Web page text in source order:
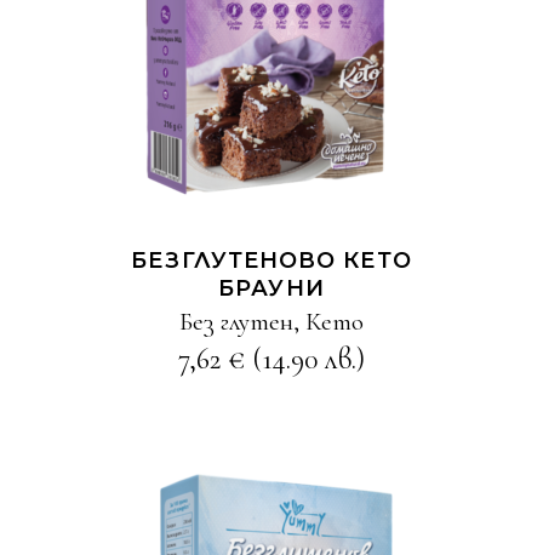
КУПИ
БЕЗГЛУТЕНОВО КЕТО
БРАУНИ
Без глутен, Кето
7,62 € (14.90 лв.)